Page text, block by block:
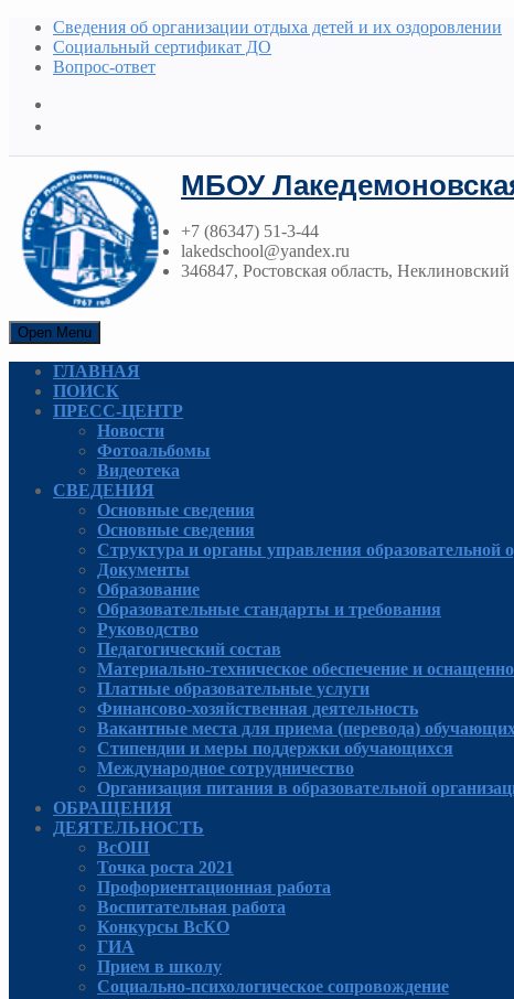
Сведения об организации отдыха детей и их оздоровлении
Социальный сертификат ДО
Вопрос-ответ
МБОУ
+7 (86347) 51-3-44
lakedschool@yandex.ru
346847, Ростовская область,
Open Menu
ГЛАВНАЯ
ПОИСК
ПРЕСС-ЦЕНТР
Новости
Фотоальбомы
Видеотека
СВЕДЕНИЯ
Основные сведения
Основные сведения
Структура и органы управления образовательной
Документы
Образование
Образовательные стандарты и требования
Руководcтво
Педагогический состав
Материально-техническое обеспечение и
Платные образовательные услуги
Финансово-хозяйственная деятельность
Вакантные места для приема (перевода)
Стипендии и меры поддержки обучающихся
Международное сотрудничество
Организация питания в образовательной
ОБРАЩЕНИЯ
ДЕЯТЕЛЬНОСТЬ
ВсОШ
Точка роста 2021
Профориентационная работа
Воспитательная работа
Конкурсы ВсКО
ГИА
Прием в школу
Социально-психологическое сопровождение